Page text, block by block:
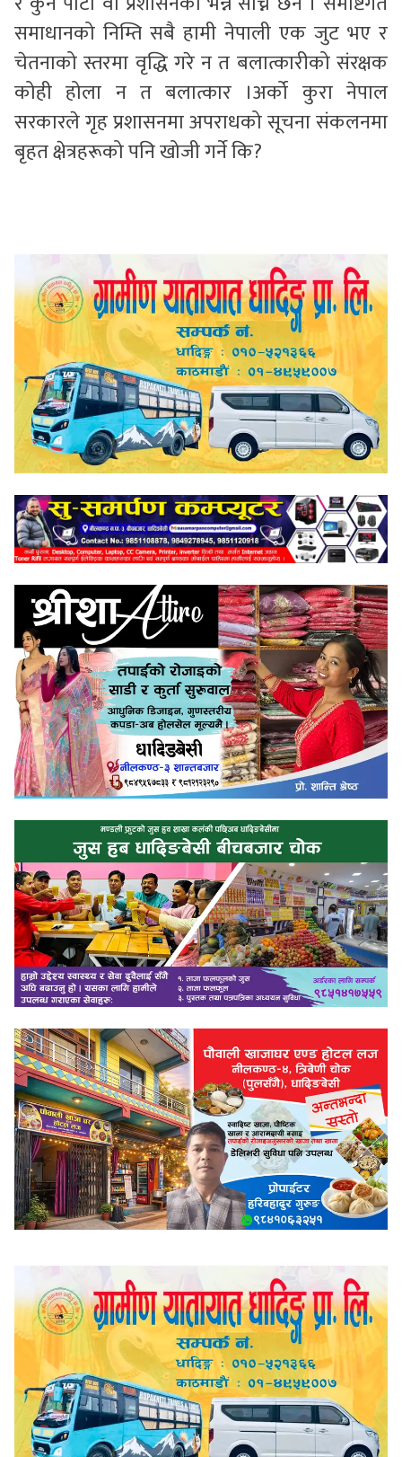
समाधानको निम्ति सबै हामी नेपाली एक जुट भए र
चेतनाको स्तरमा वृद्धि गरे न त बलात्कारीको संरक्षक
कोही होला न त बलात्कार ।अर्को कुरा नेपाल
सरकारले गृह प्रशासनमा अपराधको सूचना संकलनमा
बृहत क्षेत्रहरूको पनि खोजी गर्ने कि?